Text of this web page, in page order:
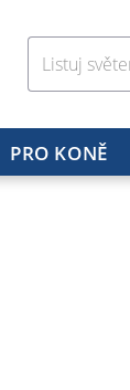
PRO KONĚ